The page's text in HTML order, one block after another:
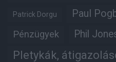
Patrick Dorgu Paul
Pénzügyek Phil
Pletykák,